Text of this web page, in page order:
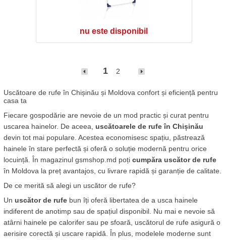
nu este disponibil
1 2
Uscătoare de rufe în Chișinău și Moldova confort și eficiență pentru
casa ta
Fiecare gospodărie are nevoie de un mod practic și curat pentru
uscarea hainelor. De aceea, uscătoarele de rufe în Chișinău
devin tot mai populare. Acestea economisesc spațiu, păstrează
hainele în stare perfectă și oferă o soluție modernă pentru orice
locuință. În magazinul gsmshop.md poți cumpăra uscător de rufe
în Moldova la preț avantajos, cu livrare rapidă și garanție de calitate.
De ce merită să alegi un uscător de rufe?
Un uscător de rufe bun îți oferă libertatea de a usca hainele
indiferent de anotimp sau de spațiul disponibil. Nu mai e nevoie să
atârni hainele pe calorifer sau pe sfoară, uscătorul de rufe asigură o
aerisire corectă și uscare rapidă. În plus, modelele moderne sunt